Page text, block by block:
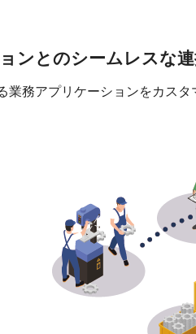
ンとのシームレスな
業務アプリケーションをカス